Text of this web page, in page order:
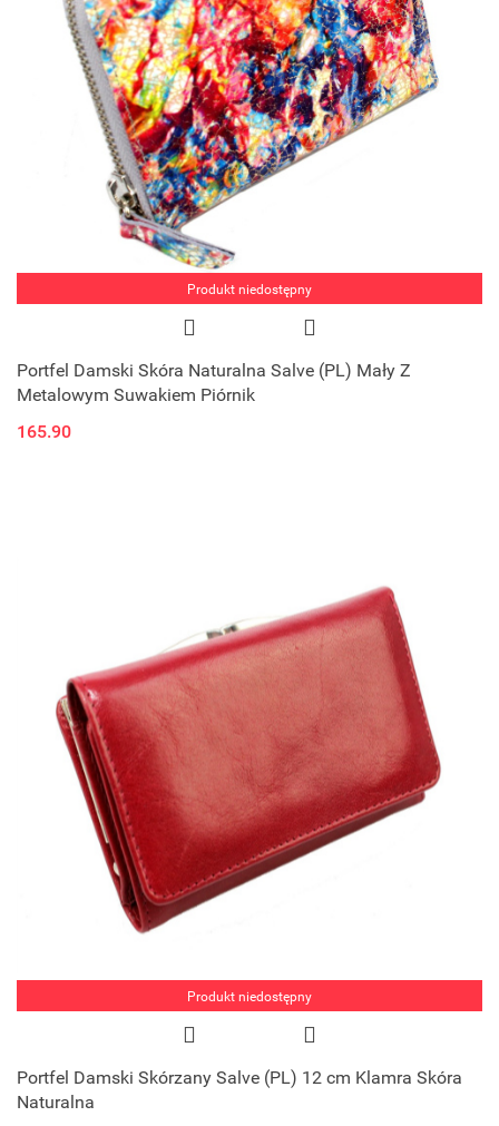
Produkt niedostępny
Portfel Damski Skóra Naturalna Salve (PL) Mały Z
Metalowym Suwakiem Piórnik
165.90
Produkt niedostępny
Portfel Damski Skórzany Salve (PL) 12 cm Klamra Skóra
Naturalna